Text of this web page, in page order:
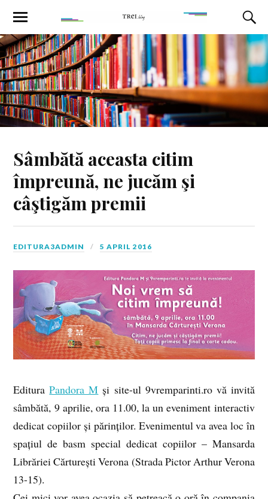
Sâmbătă aceasta citim
împreună, ne jucăm şi
câştigăm premii
EDITURA3ADMIN 5 APRIL 2016
EdituraPandora M și site-ul 9vremparinti.ro vă invită
sâmbătă, 9 aprilie, ora 11.00, la un eveniment interactiv
dedicat copiilor și părinților. Evenimentul va avea loc în
spațiul de basm special dedicat copiilor – Mansarda
Librăriei Cărturești Verona (Strada Pictor Arthur Verona
13-15).